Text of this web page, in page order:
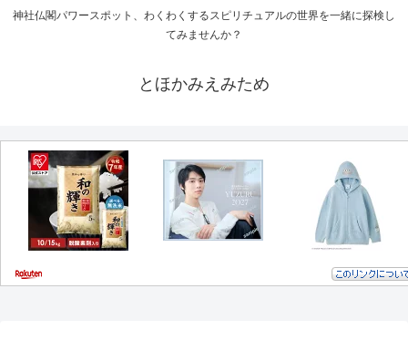
神社仏閣パワースポット、わくわくするスピリチュアルの世界を一緒に探検し
てみませんか？
とほかみえみため